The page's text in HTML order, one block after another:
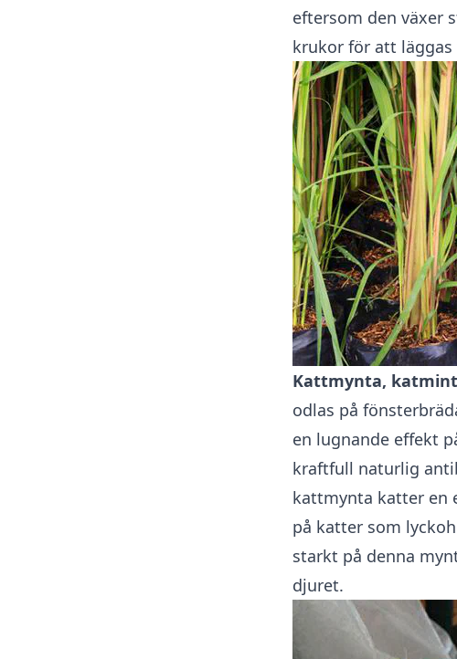
eftersom den växer
krukor för att
Kattmynta, katmint
odlas på
en lugnande effekt
kraftfull naturlig
kattmynta katter en
på katter som
starkt på denna
djuret.